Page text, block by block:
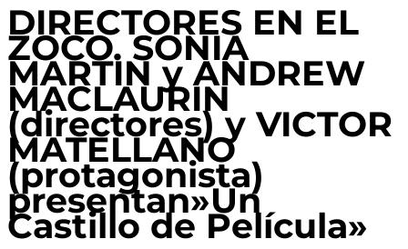
DIRECTORES EN EL
ZOCO. SONIA
MARTIN y ANDREW
MACLAURIN
(directores) y VICTOR
MATELLANO
(protagonista)
presentan»Un
Castillo de Película»